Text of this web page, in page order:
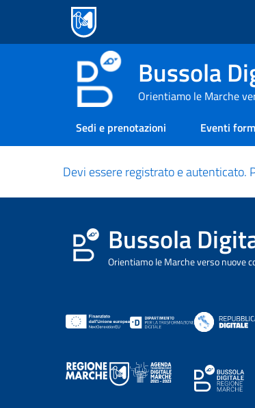
Bussola
Orientiamo le Marche
Sedi e prenotazioni
Eventi
Devi essere registrato e autenticato.
Bussola
Orientiamo le Marche verso nuove